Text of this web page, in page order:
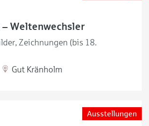
– Weltenwechsler
Zeichnungen (bis 18.
Gut Kränholm
Ausstellungen